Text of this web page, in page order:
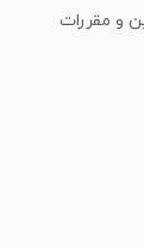
و مقررات